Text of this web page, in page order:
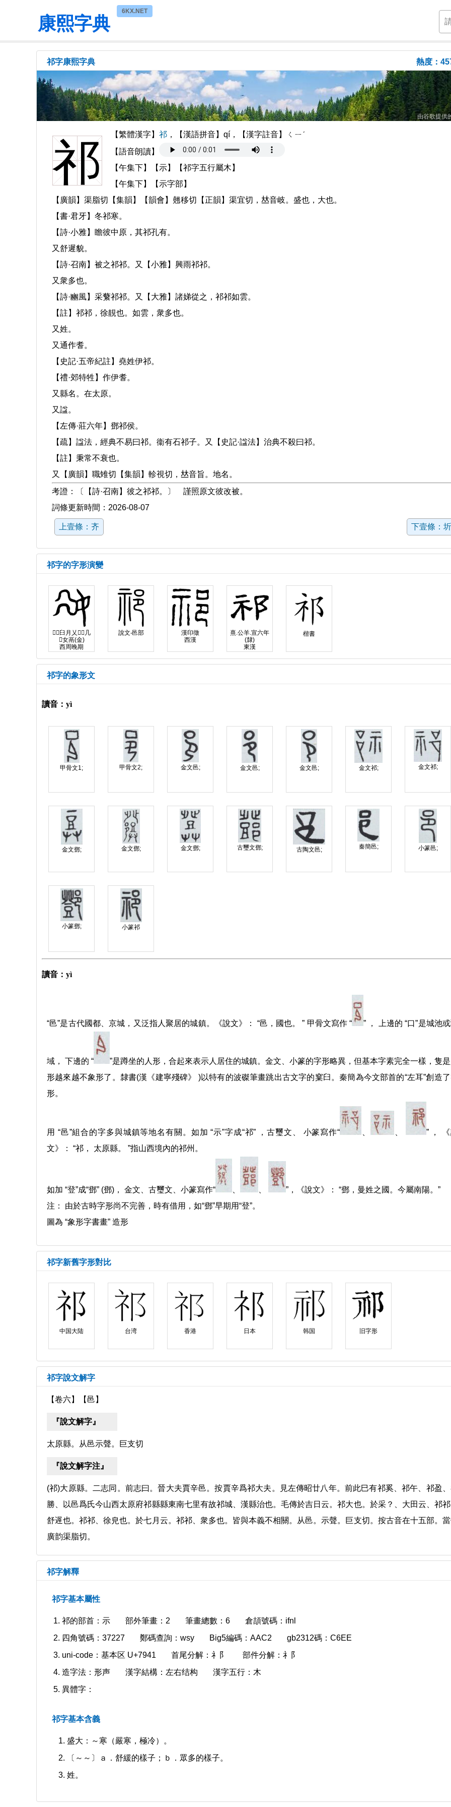
康熙字典
6KX.NET
祁字康熙字典 熱度：
由谷歌提供
祁
【繁體漢字】 祁 ，【漢語拼音】qí，【漢字註音】ㄑㄧˊ
【語音朗讀】
【午集下】【示】【祁字五行屬木】
【午集下】【示字部】
【廣韻】渠脂切【集韻】【韻會】翹移切【正韻】渠宜切，𠀤音岐。盛也，大也。
【書·君牙】冬祁寒。
【詩·小雅】瞻彼中原，其祁孔有。
又舒遲貌。
【詩·召南】被之祁祁。又【小雅】興雨祁祁。
又衆多也。
【詩·豳風】采蘩祁祁。又【大雅】諸娣從之，祁祁如雲。
【註】祁祁，徐靚也。如雲，衆多也。
又姓。
又通作耆。
【史記·五帝紀註】堯姓伊祁。
【禮·郊特牲】作伊耆。
又縣名。在太原。
又諡。
【左傳·莊六年】鄧祁侯。
【疏】諡法，經典不易曰祁。衞有石祁子。又【史記·諡法】治典不殺曰祁。
【註】秉常不衰也。
又【廣韻】職雉切【集韻】軫視切，𠀤音旨。地名。
考證：〔【詩·召南】彼之祁祁。〕 謹照原文彼改被。
詞條更新時間：2026-08-07
上壹條：齐 下壹條：圻
祁字的字形演變
臼月乂几
女鬲(金)
西周晚期
說文‧邑部
漢印徵
西漢
熹.公羊.宣六年
(隸)
東漢
楷書
祁字的象形文
讀音：yì
甲骨文1; 甲骨文2; 金文邑; 金文邑; 金文邑; 金文祁; 金文祁;
金文鄧; 金文鄧; 金文鄧; 古璽文鄧; 古陶文邑; 秦簡邑; 小篆邑;
小篆鄧; 小篆祁
讀音：yì
“邑”是古代國都、京城，又泛指人聚居的城鎮。《說文》： “邑，國也。 ” 甲骨文寫作 “ ” ， 上邊的 “口”是城池
域， 下邊的 “
”是蹲坐的人形，合起來表示人居住的城鎮。金文、小篆的字形略異，但基本字素完全一樣，隻
形越來越不象形了。隸書(漢《建寧殘碑》 )以特有的波磔筆畫跳出古文字的窠臼。秦簡為今文部首的“左耳”創造
形。
用 “邑”組合的字多與城鎮等地名有關。如加 “示”字成“祁” ，古璽文、 小篆寫作“
” ，
文》： “祁， 太原縣。 ”指山西境內的祁州。
如加 “登”成“鄧” (鄧)， 金文、古璽文、小篆寫作“
”，《說文》： “鄧，曼姓之國。今屬南陽。”
注： 由於古時字形尚不完善，時有借用，如“鄧”早期用“登”。
圖為 “象形字書畫” 造形
祁字新舊字形對比
中国大陆 台湾 香港 日本 韩国 旧字形
祁字說文解字
【卷六】【邑】
『說文解字』
太原縣。从邑示聲。巨支切
『說文解字注』
(祁)大原縣。二志同。前志曰。晉大夫賈辛邑。按賈辛爲祁大夫。見左傳昭廿八年。前此巳有祁奚、祁午、祁盈
勝、以邑爲氏今山西太原府祁縣縣東南七里有故祁城、漢縣治也。毛傳於吉日云。祁大也。於采？、大田云、祁
舒遟也。祁祁、徐皃也。於七月云。祁祁、衆多也。皆與本義不相關。从邑。示聲。巨支切。按古音在十五部。
廣韵渠脂切。
祁字解釋
祁字基本屬性
祁的部首：示 部外筆畫：2 筆畫總數：6
倉頡號碼：ifnl
四角號碼：37227
鄭碼查詢：wsy Big5編碼：AAC2
gb2312碼：C6EE
uni-code：基本区 U+7941
首尾分解：礻阝
部件分解：礻阝
造字法：形声
漢字結構：左右结构
漢字五行：木
異體字：
祁字基本含義
盛大：～寒（嚴寒，極冷）。
〔～～〕ａ．舒緩的樣子；ｂ．眾多的樣子。
姓。